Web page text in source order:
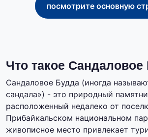
посмотрите основную
Что такое Сандаловое
Сандаловое Будда (иногда
сандала») - это природный
расположенный недалеко от
Прибайкальском национальном
живописное место привлекает